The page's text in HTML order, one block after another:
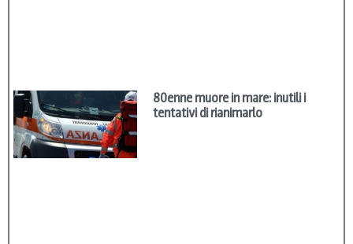
80enne muore in mare: inutili i
tentativi di rianimarlo